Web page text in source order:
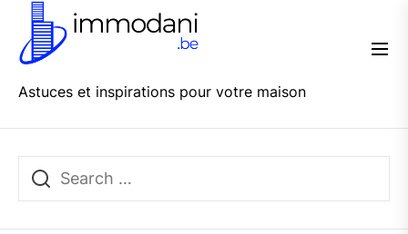
the
content
Astuces et inspirations pour votre maison